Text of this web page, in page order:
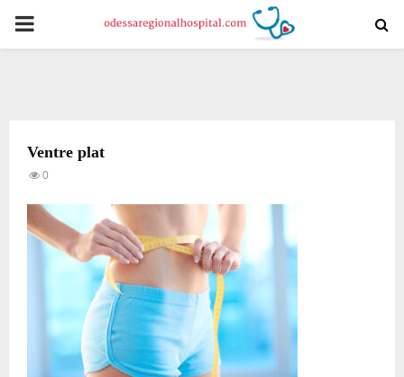
PRIMARY
Ventre plat
0